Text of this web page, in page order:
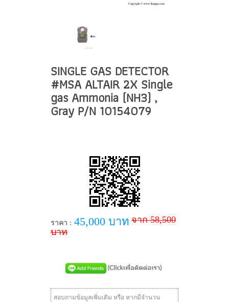
SINGLE GAS DETECTOR
#MSA ALTAIR 2X Single
gas Ammonia (NH3) ,
Gray P/N 10154079
ราคา : 45,000 บาท จาก 58,500
บาท
สอบถามข้อมูลเพิ่มเติม หรือ หากมีจำนวน